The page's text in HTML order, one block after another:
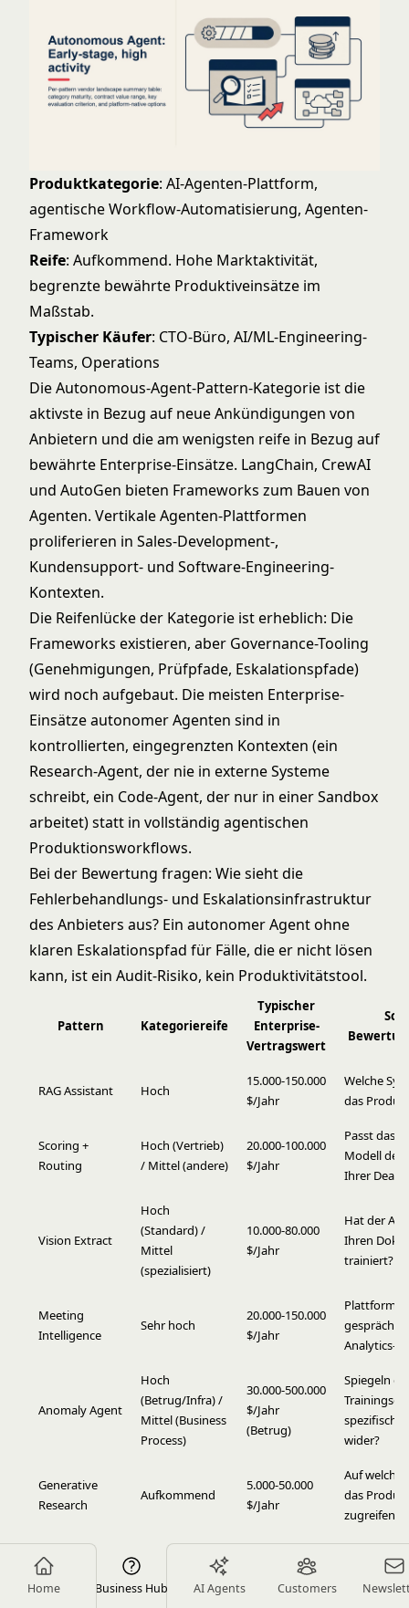
Home Business Hub AI Agents Customers
Produktkategorie: AI-Agenten-Plattform,
agentische Workflow-Automatisierung, Agenten-
Framework
Reife: Aufkommend. Hohe Marktaktivität,
begrenzte bewährte Produktiveinsätze im
Maßstab.
Typischer Käufer: CTO-Büro, AI/ML-Engineering-
Teams, Operations
DieAutonomous-Agent-Pattern-Kategorie ist die
aktivste in Bezug auf neue Ankündigungen von
Anbietern und die am wenigsten reife in Bezug auf
bewährte Enterprise-Einsätze. LangChain, CrewAI
und AutoGen bieten Frameworks zum Bauen von
Agenten. Vertikale Agenten-Plattformen
proliferieren in Sales-Development-,
Kundensupport- und Software-Engineering-
Kontexten.
Die Reifenlücke der Kategorie ist erheblich: Die
Frameworks existieren, aber Governance-Tooling
(Genehmigungen, Prüfpfade, Eskalationspfade)
wird noch aufgebaut. Die meisten Enterprise-
Einsätze autonomer Agenten sind in
kontrollierten, eingegrenzten Kontexten (ein
Research-Agent, der nie in externe Systeme
schreibt, ein Code-Agent, der nur in einer Sandbox
arbeitet) statt in vollständig agentischen
Produktionsworkflows.
Bei der Bewertung fragen: Wie sieht die
Fehlerbehandlungs- und Eskalationsinfrastruktur
des Anbieters aus? Ein autonomer Agent ohne
klaren Eskalationspfad für Fälle, die er nicht lösen
kann, ist ein Audit-Risiko, kein Produktivitätstool.
Pattern Kategoriereife
Typischer
Enterprise-
Vertragswert
RAG Assistant Hoch
15.000-150.000
$/Jahr
Welche
das
Scoring +
Routing
Hoch (Vertrieb)
/ Mittel (andere)
20.000-100.000
$/Jahr
Passt das
Modell des
Ihrer Deal-
Vision Extract
Hoch
(Standard) /
Mittel
(spezialisiert)
10.000-80.000
$/Jahr
Hat der
Ihren
trainiert?
Meeting
Intelligence
Sehr hoch
20.000-150.000
$/Jahr
Analytics-
Anomaly Agent
Hoch
(Betrug/Infra) /
Mittel (Business
Process)
30.000-500.000
$/Jahr
(Betrug)
Spiegeln die
wider?
Generative
Research
Aufkommend
5.000-50.000
$/Jahr
Auf welche
das
zugreifen?
Document
Review
Hoch (Verträge)
/ Aufkommend
(Domänen)
20.000-200.000
auf Ihren